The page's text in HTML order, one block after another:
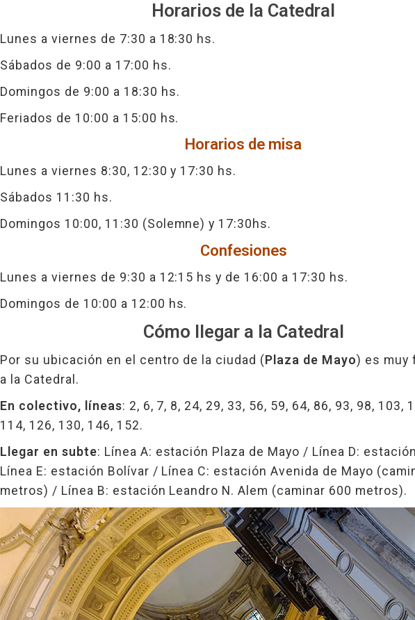
Horarios de la Catedral
Lunes a viernes de 7:30 a 18:30 hs.
Sábados de 9:00 a 17:00 hs.
Domingos de 9:00 a 18:30 hs.
Feriados de 10:00 a 15:00 hs.
Horarios de misa
Lunes a viernes 8:30, 12:30 y 17:30 hs.
Sábados 11:30 hs.
Domingos 10:00, 11:30 (Solemne) y 17:30hs.
Confesiones
Lunes a viernes de 9:30 a 12:15 hs y de 16:00 a 17:30 hs.
Domingos de 10:00 a 12:00 hs.
Cómo llegar a la Catedral
Por su ubicación en el centro de la ciudad (Plaza de Mayo) es muy
a la Catedral.
En colectivo, líneas: 2, 6, 7, 8, 24, 29, 33, 56, 59, 64, 86, 93, 98, 103,
114, 126, 130, 146, 152.
Llegar en subte: Línea A: estación Plaza de Mayo / Línea D:
Línea E: estación Bolívar / Línea C: estación Avenida de Mayo
metros) / Línea B: estación Leandro N. Alem (caminar 600 metros).